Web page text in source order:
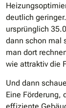
deutlich
ursprünglich
dann schon mal
man dort
wie attraktiv die
Und dann
Eine Förderung,